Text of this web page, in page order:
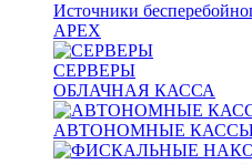
Источники
APEX
СЕРВЕРЫ
ОБЛАЧНАЯ КАССА
АВТОНОМНЫЕ